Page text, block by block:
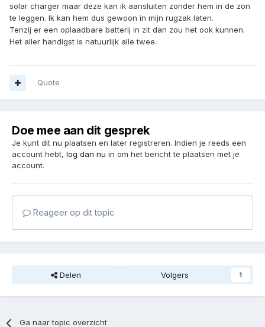
solar charger maar deze kan ik aansluiten zonder hem in de zon
te leggen. Ik kan hem dus gewoon in mijn rugzak laten.
Tenzij er een oplaadbare batterij in zit dan zou het ook kunnen.
Het aller handigst is natuurlijk alle twee.
Quote
Doe mee aan dit gesprek
Je kunt dit nu plaatsen en later registreren. Indien je reeds een
account hebt, log dan nu in om het bericht te plaatsen met je
account.
Reageer op dit topic
Delen Volgers 1
Ga naar topic overzicht